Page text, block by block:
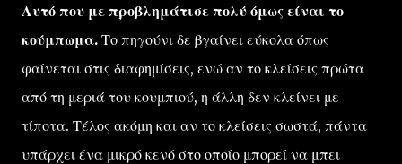
Αυτό που με προβλημάτισε πολύ όμως είναι το
κούμπωμα. Το πηγούνι δε βγαίνει εύκολα όπως
φαίνεται στις διαφημίσεις, ενώ αν το κλείσεις πρώτα
από τη μεριά του κουμπιού, η άλλη δεν κλείνει με
τίποτα. Τέλος ακόμη και αν το κλείσεις σωστά, πάντα
υπάρχει ένα μικρό κενό στο οποίο μπορεί να μπει